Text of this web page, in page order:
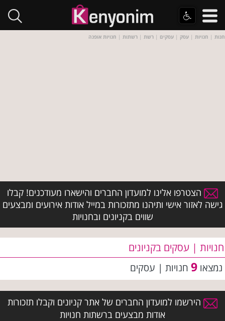
חנות | חנויות | עסק | עסקים | רשת | רשתות | חנויות אופנה
הצטרפו אלינו למועדון החברים והישארו מעודכנים! קבלו
גישה לאזור אישי ותיהנו מתזכורות במייל אודות אירועים ומבצעים
שווים בקניונים ובחנויות
חנויות | עסקים בקניונים
נמצאו 9 חנויות | עסקים
הירשמו למועדון החברים של אתר קניונים וקבלו תזכורות
אודות מבצעים ברשתות חנויות